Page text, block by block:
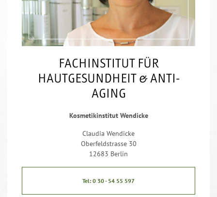
FACHINSTITUT FÜR
HAUTGESUNDHEIT & ANTI-
AGING
Kosmetikinstitut Wendicke
Claudia Wendicke
Oberfeldstrasse 30
12683 Berlin
Tel: 0 30 - 54 55 597